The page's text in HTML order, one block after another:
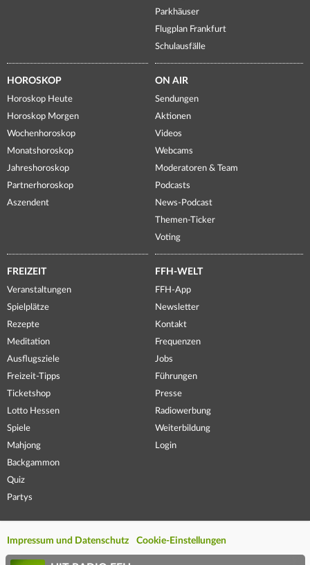
Parkhäuser
Flugplan Frankfurt
Schulausfälle
HOROSKOP
Horoskop Heute
Horoskop Morgen
Wochenhoroskop
Monatshoroskop
Jahreshoroskop
Partnerhoroskop
Aszendent
ON AIR
Sendungen
Aktionen
Videos
Webcams
Moderatoren & Team
Podcasts
News-Podcast
Themen-Ticker
Voting
FREIZEIT
Veranstaltungen
Spielplätze
Rezepte
Meditation
Ausflugsziele
Freizeit-Tipps
Ticketshop
Lotto Hessen
Spiele
Mahjong
Backgammon
Quiz
Partys
FFH-WELT
FFH-App
Newsletter
Kontakt
Frequenzen
Jobs
Führungen
Presse
Radiowerbung
Weiterbildung
Login
Impressum und Datenschutz Cookie-Einstellungen